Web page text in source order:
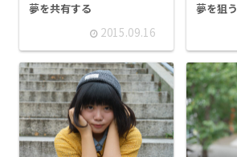
夢を共有する
2015.09.16
夢を狙う